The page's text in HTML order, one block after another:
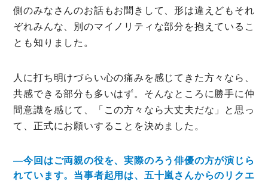
側のみなさんのお話もお聞きして、形は違えどもそれ
ぞれみんな、別のマイノリティな部分を抱えているこ
とも知りました。
人に打ち明けづらい心の痛みを感じてきた方々なら、
共感できる部分も多いはず。そんなところに勝手に仲
間意識を感じて、「この方々なら大丈夫だな」と思っ
て、正式にお願いすることを決めました。
―今回はご両親の役を、実際のろう俳優の方が演じら
れています。当事者起用は、五十嵐さんからのリクエ